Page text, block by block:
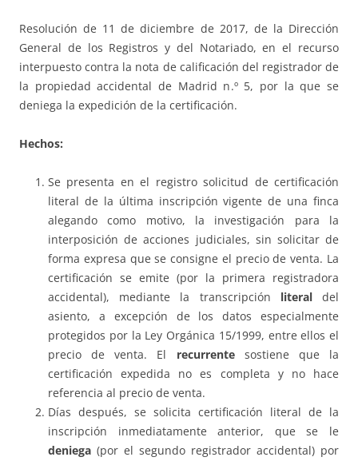
Resolución de 11 de diciembre de 2017, de la Dirección
General de los Registros y del Notariado, en el recurso
interpuesto contra la nota de calificación del registrador de
la propiedad accidental de Madrid n.º 5, por la que se
deniega la expedición de la certificación.
Hechos:
Se presenta en el registro solicitud de certificación
literal de la última inscripción vigente de una finca
alegando como motivo, la investigación para la
interposición de acciones judiciales, sin solicitar de
forma expresa que se consigne el precio de venta. La
certificación se emite (por la primera registradora
accidental), mediante la transcripción literaldel
asiento, a excepción de los datos especialmente
protegidos por la Ley Orgánica 15/1999, entre ellos el
precio de venta. El recurrentesostiene que la
certificación expedida no es completa y no hace
referencia al precio de venta.
Días después, se solicita certificación literal de la
inscripción inmediatamente anterior, que se le
deniega (por el segundo registrador accidental) por